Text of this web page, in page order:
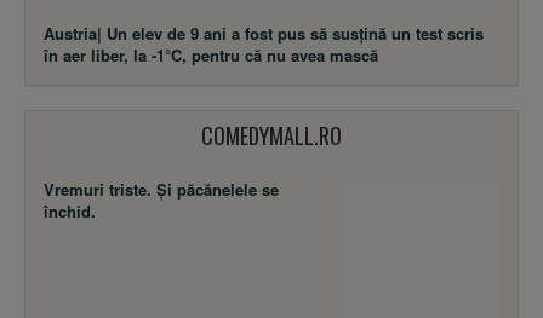
Austria| Un elev de 9 ani a fost pus să susţină un test scris
în aer liber, la -1°C, pentru că nu avea mască
COMEDYMALL.RO
Vremuri triste. Şi păcănelele se
închid.